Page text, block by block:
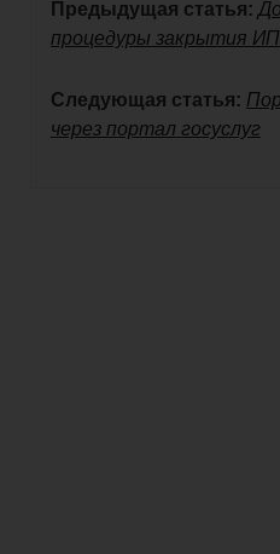
Предыдущая статья:
процедуры закрытия ИП
Следующая статья:
через портал госуслуг